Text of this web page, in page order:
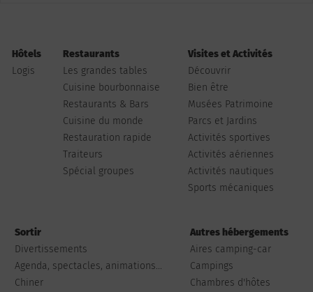
Hôtels
Logis
Restaurants
Les grandes tables
Cuisine bourbonnaise
Restaurants & Bars
Cuisine du monde
Restauration rapide
Traiteurs
Spécial groupes
Visites et Activités
Découvrir
Bien être
Musées Patrimoine
Parcs et Jardins
Activités sportives
Activités aériennes
Activités nautiques
Sports mécaniques
Sortir
Divertissements
Agenda, spectacles, animations...
Chiner
Autres hébergements
Aires camping-car
Campings
Chambres d'hôtes